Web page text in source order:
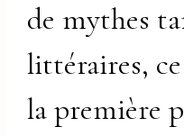
de mythes
littéraires,
la première